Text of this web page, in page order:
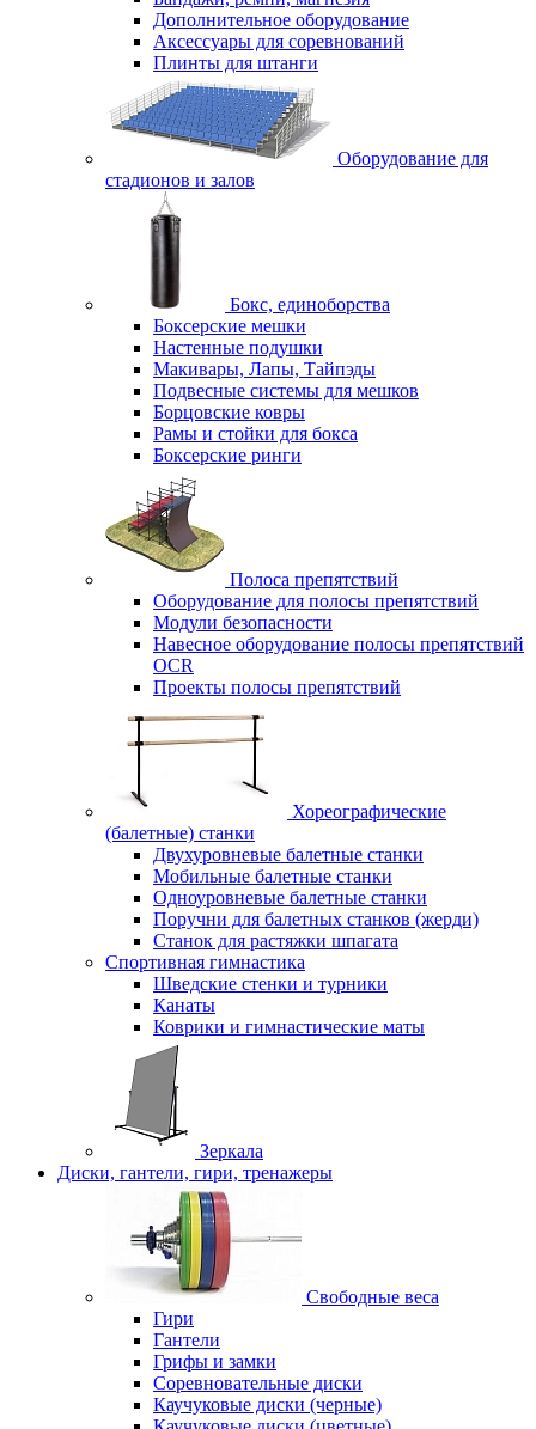
Дополнительное оборудование
Аксессуары для соревнований
Плинты для штанги
Оборудование для
стадионов и залов
Бокс, единоборства
Боксерские мешки
Настенные подушки
Макивары, Лапы, Тайпэды
Подвесные системы для мешков
Борцовские ковры
Рамы и стойки для бокса
Боксерские ринги
Полоса препятствий
Оборудование для полосы препятствий
Модули безопасности
Навесное оборудование полосы препятствий
OCR
Проекты полосы препятствий
Хореографические
(балетные) станки
Двухуровневые балетные станки
Мобильные балетные станки
Одноуровневые балетные станки
Поручни для балетных станков (жерди)
Станок для растяжки шпагата
Спортивная гимнастика
Шведские стенки и турники
Канаты
Коврики и гимнастические маты
Зеркала
Диски, гантели, гири, тренажеры
Свободные веса
Гири
Гантели
Грифы и замки
Соревновательные диски
Каучуковые диски (черные)